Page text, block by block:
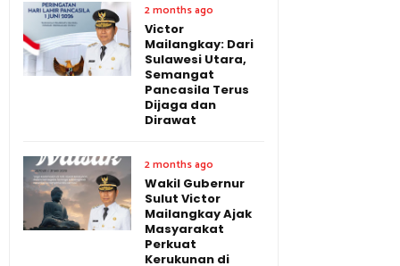
2 months ago
Victor
Mailangkay: Dari
Sulawesi Utara,
Semangat
Pancasila Terus
Dijaga dan
Dirawat
2 months ago
Wakil Gubernur
Sulut Victor
Mailangkay Ajak
Masyarakat
Perkuat
Kerukunan di